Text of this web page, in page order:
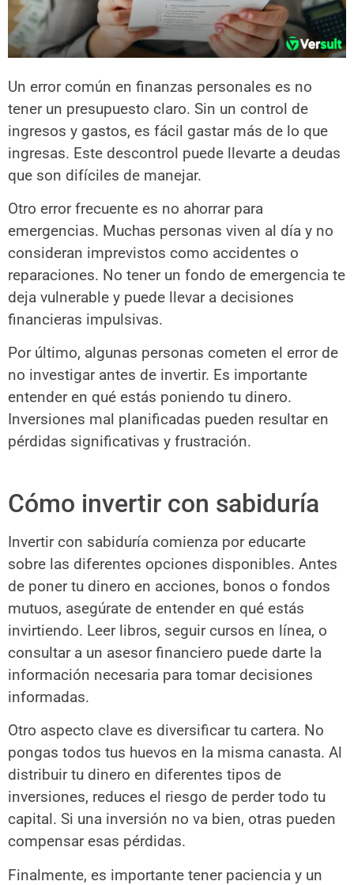
Un error común en finanzas personales es no
tener un presupuesto claro. Sin un control de
ingresos y gastos, es fácil gastar más de lo que
ingresas. Este descontrol puede llevarte a deudas
que son difíciles de manejar.
Otro error frecuente es no ahorrar para
emergencias. Muchas personas viven al día y no
consideran imprevistos como accidentes o
reparaciones. No tener un fondo de emergencia te
deja vulnerable y puede llevar a decisiones
financieras impulsivas.
Por último, algunas personas cometen el error de
no investigar antes de invertir. Es importante
entender en qué estás poniendo tu dinero.
Inversiones mal planificadas pueden resultar en
pérdidas significativas y frustración.
Cómo invertir con sabiduría
Invertir con sabiduría comienza por educarte
sobre las diferentes opciones disponibles. Antes
de poner tu dinero en acciones, bonos o fondos
mutuos, asegúrate de entender en qué estás
invirtiendo. Leer libros, seguir cursos en línea, o
consultar a un asesor financiero puede darte la
información necesaria para tomar decisiones
informadas.
Otro aspecto clave es diversificar tu cartera. No
pongas todos tus huevos en la misma canasta. Al
distribuir tu dinero en diferentes tipos de
inversiones, reduces el riesgo de perder todo tu
capital. Si una inversión no va bien, otras pueden
compensar esas pérdidas.
Finalmente, es importante tener paciencia y un